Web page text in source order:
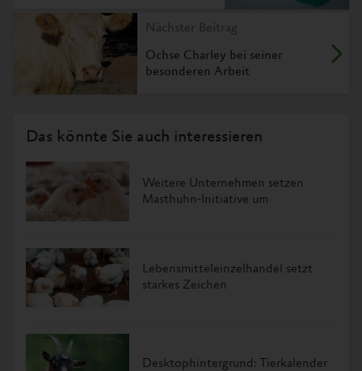
Nächster Beitrag
Ochse Charley bei seiner
besonderen Arbeit
Das könnte Sie auch interessieren
Weitere Unternehmen setzen
Masthuhn-Initiative um
Lebensmitteleinzelhandel setzt
starkes Zeichen
Desktophintergrund: Tierkalender